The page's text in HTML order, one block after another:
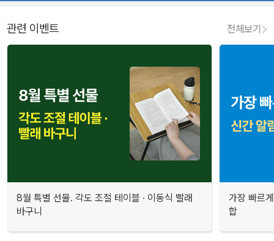
관련 이벤트 전체보기
8월 특별 선물. 각도 조절 테이블 · 이동식 빨래
바구니
가장 빠르
합